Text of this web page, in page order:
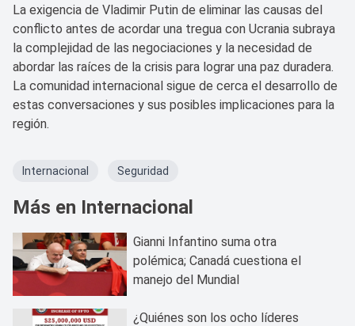
La exigencia de Vladimir Putin de eliminar las causas del
conflicto antes de acordar una tregua con Ucrania subraya
la complejidad de las negociaciones y la necesidad de
abordar las raíces de la crisis para lograr una paz duradera.
La comunidad internacional sigue de cerca el desarrollo de
estas conversaciones y sus posibles implicaciones para la
región.
Internacional Seguridad
Más en Internacional
Gianni Infantino suma otra
polémica; Canadá cuestiona el
manejo del Mundial
¿Quiénes son los ocho líderes